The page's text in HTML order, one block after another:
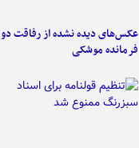
عکس‌های دیده نشده از رفاقت دو
فرمانده‌ موشکی